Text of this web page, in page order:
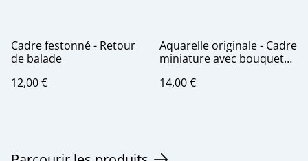
Cadre festonné - Retour
de balade
12,00 €
Aquarelle originale - Cadre
miniature avec bouquet
14,00 €